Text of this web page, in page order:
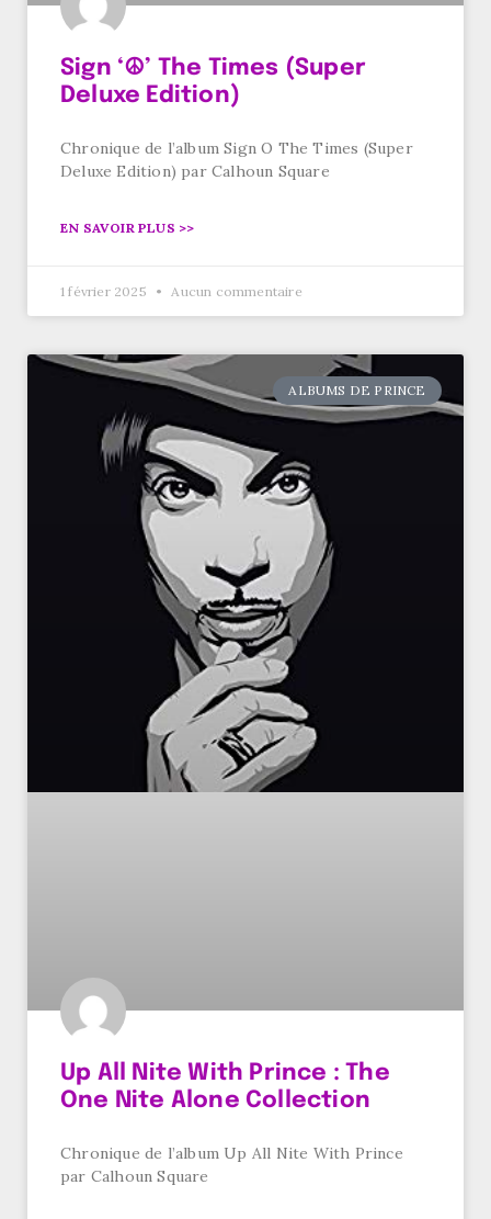
Sign ‘☮’ The Times (Super
Deluxe Edition)
Chronique de l’album Sign O The Times (Super
Deluxe Edition) par Calhoun Square
EN SAVOIR PLUS >>
1 février 2025 Aucun commentaire
ALBUMS DE PRINCE
Up All Nite With Prince : The
One Nite Alone Collection
Chronique de l’album Up All Nite With Prince
par Calhoun Square